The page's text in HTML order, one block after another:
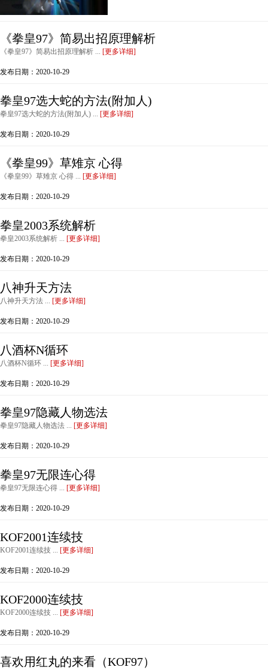
《拳皇97》简易出招原理解析
《拳皇97》简易出招原理解析 ... [更多详细]
发布日期：2020-10-29
拳皇97选大蛇的方法(附加人)
拳皇97选大蛇的方法(附加人) ... [更多详细]
发布日期：2020-10-29
《拳皇99》草雉京 心得
《拳皇99》草雉京 心得 ... [更多详细]
发布日期：2020-10-29
拳皇2003系统解析
拳皇2003系统解析 ... [更多详细]
发布日期：2020-10-29
八神升天方法
八神升天方法 ... [更多详细]
发布日期：2020-10-29
八酒杯N循环
八酒杯N循环 ... [更多详细]
发布日期：2020-10-29
拳皇97隐藏人物选法
拳皇97隐藏人物选法 ... [更多详细]
发布日期：2020-10-29
拳皇97无限连心得
拳皇97无限连心得 ... [更多详细]
发布日期：2020-10-29
KOF2001连续技
KOF2001连续技 ... [更多详细]
发布日期：2020-10-29
KOF2000连续技
KOF2000连续技 ... [更多详细]
发布日期：2020-10-29
喜欢用红丸的来看（KOF97）